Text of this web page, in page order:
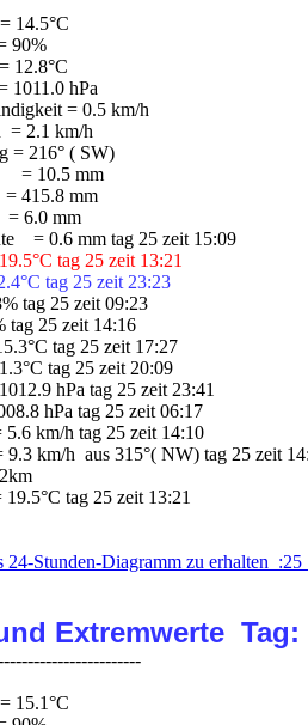
14.5°C
90%
12.8°C
1011.0 hPa
= 0.5 km/h
= 2.1 km/h
= 216° ( SW)
= 10.5 mm
= 415.8 mm
= 6.0 mm
tag 25 zeit 13:21
tag 25 zeit 23:23
tag 25 zeit 09:23
tag 25 zeit 14:16
tag 25 zeit 17:27
tag 25 zeit 20:09
hPa tag 25 zeit 23:41
hPa tag 25 zeit 06:17
km/h tag 25 zeit 14:10
9.3 km/h  aus 315°( NW) tag 25 zeit
tag 25 zeit 13:21
Stunden-Diagramm zu erhalten  :25
Extremwerte  Tag:
15.1°C